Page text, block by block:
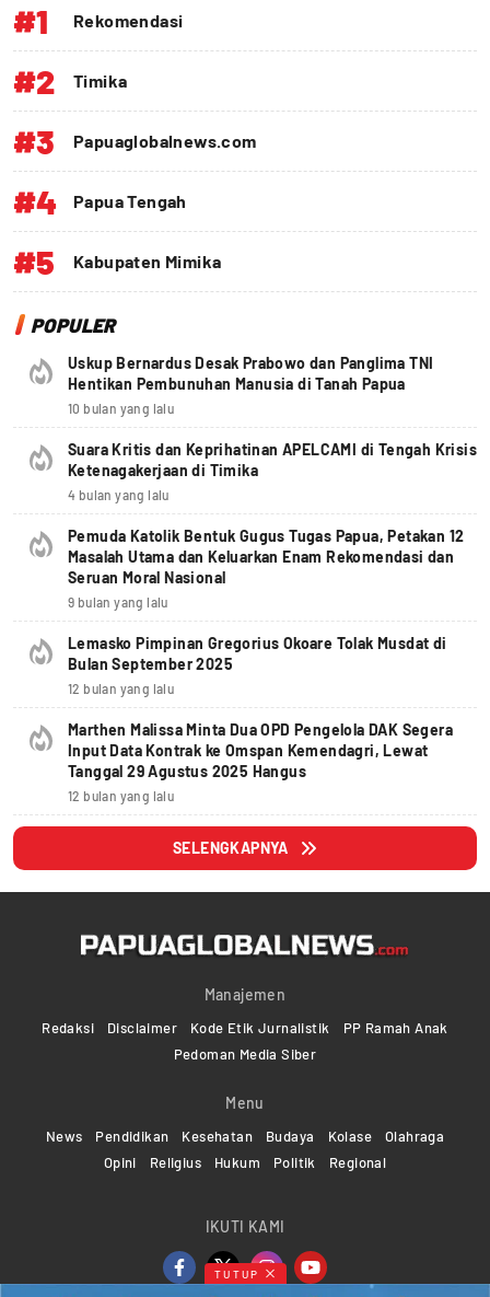
#1 Rekomendasi
#2 Timika
#3 Papuaglobalnews.com
#4 Papua Tengah
#5 Kabupaten Mimika
POPULER
Uskup Bernardus Desak Prabowo dan Panglima TNI
Hentikan Pembunuhan Manusia di Tanah Papua
10 bulan yang lalu
Suara Kritis dan Keprihatinan APELCAMI di Tengah Krisis
Ketenagakerjaan di Timika
4 bulan yang lalu
Pemuda Katolik Bentuk Gugus Tugas Papua, Petakan 12
Masalah Utama dan Keluarkan Enam Rekomendasi dan
Seruan Moral Nasional
9 bulan yang lalu
Lemasko Pimpinan Gregorius Okoare Tolak Musdat di
Bulan September 2025
12 bulan yang lalu
Marthen Malissa Minta Dua OPD Pengelola DAK Segera
Input Data Kontrak ke Omspan Kemendagri, Lewat
Tanggal 29 Agustus 2025 Hangus
12 bulan yang lalu
SELENGKAPNYA
Manajemen
Redaksi Disclaimer Kode Etik Jurnalistik
PP Ramah Anak
Pedoman Media Siber
Menu
News Pendidikan Kesehatan Budaya Kolase
Olahraga
Opini
Religius Hukum Politik Regional
IKUTI KAMI
TUTUP